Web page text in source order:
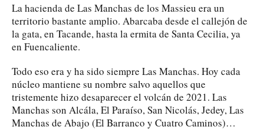
La hacienda de Las Manchas de los Massieu era un
territorio bastante amplio. Abarcaba desde el callejón de
la gata, en Tacande, hasta la ermita de Santa Cecilia, ya
en Fuencaliente.
Todo eso era y ha sido siempre Las Manchas. Hoy cada
núcleo mantiene su nombre salvo aquellos que
tristemente hizo desaparecer el volcán de 2021. Las
Manchas son Alcála, El Paraíso, San Nicolás, Jedey, Las
Manchas de Abajo (El Barranco y Cuatro Caminos)…